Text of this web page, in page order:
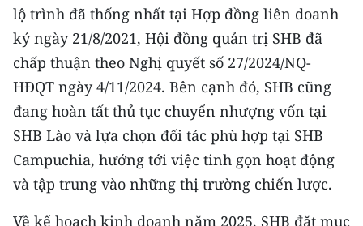
THỜI NAY
NHÂN DÂN CUỐI TUẦN
NHÂN DÂN HẰNG THÁNG
MUA BÁO
ĐỌC BÁO IN
lộ trình đã thống nhất tại Hợp đồng liên doanh
ký ngày 21/8/2021, Hội đồng quản trị SHB đã
chấp thuận theo Nghị quyết số 27/2024/NQ-
HĐQT ngày 4/11/2024. Bên cạnh đó, SHB cũng
đang hoàn tất thủ tục chuyển nhượng vốn tại
SHB Lào và lựa chọn đối tác phù hợp tại SHB
Campuchia, hướng tới việc tinh gọn hoạt động
và tập trung vào những thị trường chiến lược.
Về kế hoạch kinh doanh năm 2025, SHB đặt mục